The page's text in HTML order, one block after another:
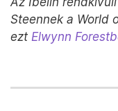
Steennek a World
ezt Elwynn